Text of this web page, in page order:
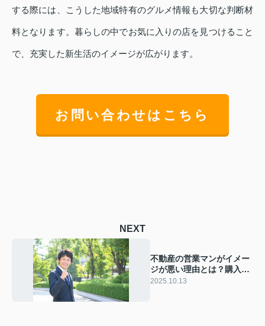
する際には、こうした地域特有のグルメ情報も大切な判断材
料となります。暮らしの中でお気に入りの店を見つけること
で、充実した新生活のイメージが広がります。
お問い合わせはこちら
NEXT
不動産の営業マンがイメー
ジが悪い理由とは？購入検
討時の見極め方も紹介
2025.10.13